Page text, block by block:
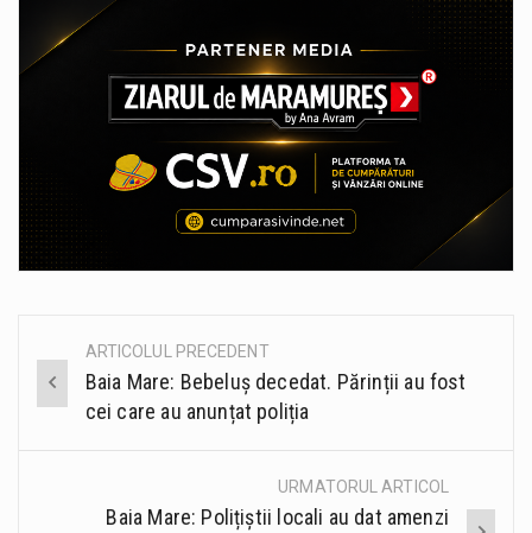
Post
navigation
ARTICOLUL PRECEDENT
Baia Mare: Bebeluș decedat. Părinții au fost
cei care au anunțat poliția
URMATORUL ARTICOL
Baia Mare: Polițiștii locali au dat amenzi